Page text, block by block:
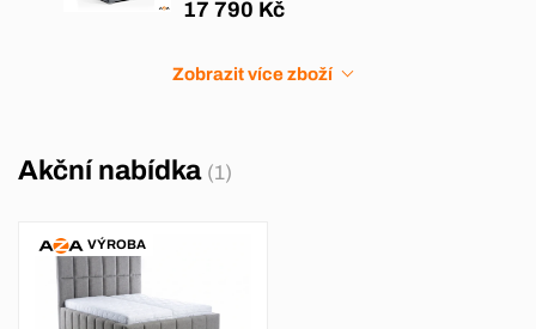
17 790 Kč
Zobrazit více zboží
Akční nabídka (1)
VÝROBA